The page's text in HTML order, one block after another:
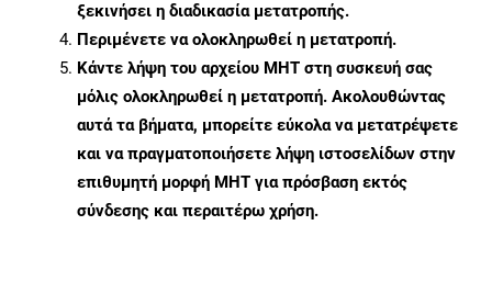
ξεκινήσει η διαδικασία μετατροπής.
Περιμένετε να ολοκληρωθεί η μετατροπή.
Κάντε λήψη του αρχείου MHT στη συσκευή σας
μόλις ολοκληρωθεί η μετατροπή. Ακολουθώντας
αυτά τα βήματα, μπορείτε εύκολα να μετατρέψετε
και να πραγματοποιήσετε λήψη ιστοσελίδων στην
επιθυμητή μορφή MHT για πρόσβαση εκτός
σύνδεσης και περαιτέρω χρήση.